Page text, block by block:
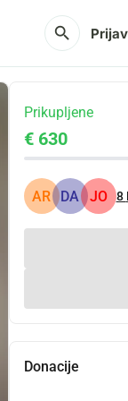
search
Prikupljene
€ 630
AR DA JO 8
Donacije